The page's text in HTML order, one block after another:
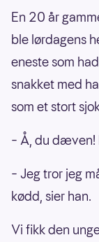
En 20 år
ble lørdagens
eneste som
snakket med
som et stort
– Å, du dæven!
– Jeg tror jeg
kødd, sier han.
Vi fikk den